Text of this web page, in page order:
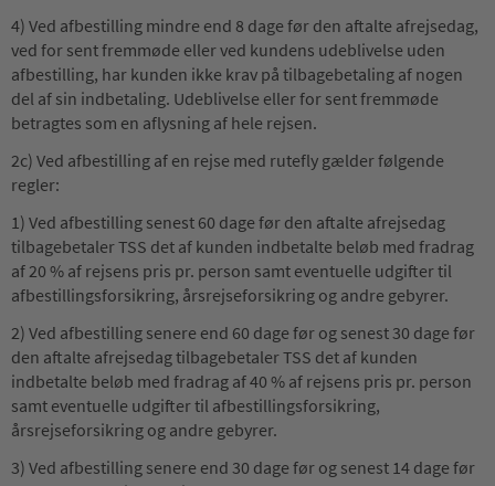
4) Ved afbestilling mindre end 8 dage før den aftalte afrejsedag,
ved for sent fremmøde eller ved kundens udeblivelse uden
afbestilling, har kunden ikke krav på tilbagebetaling af nogen
del af sin indbetaling. Udeblivelse eller for sent fremmøde
betragtes som en aflysning af hele rejsen.
2c) Ved afbestilling af en rejse med rutefly gælder følgende
regler:
1) Ved afbestilling senest 60 dage før den aftalte afrejsedag
tilbagebetaler TSS det af kunden indbetalte beløb med fradrag
af 20 % af rejsens pris pr. person samt eventuelle udgifter til
afbestillingsforsikring, årsrejseforsikring og andre gebyrer.
2) Ved afbestilling senere end 60 dage før og senest 30 dage før
den aftalte afrejsedag tilbagebetaler TSS det af kunden
indbetalte beløb med fradrag af 40 % af rejsens pris pr. person
samt eventuelle udgifter til afbestillingsforsikring,
årsrejseforsikring og andre gebyrer.
3) Ved afbestilling senere end 30 dage før og senest 14 dage før